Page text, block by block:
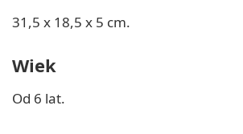
31,5 x 18,5 x 5 cm.
Wiek
Od 6 lat.